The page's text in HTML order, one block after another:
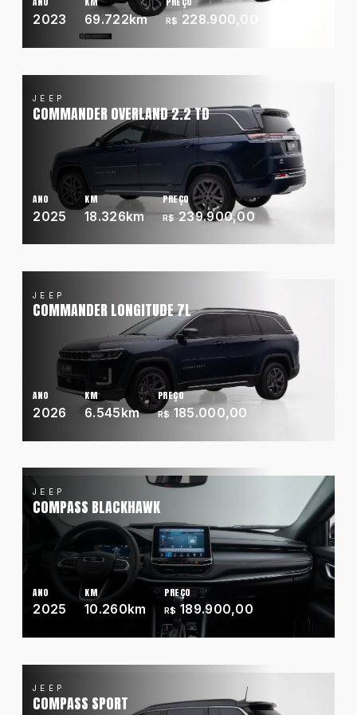
Fiat
Ford
GWM
Honda
Hyundai
Jetour
Land Rover
Mercedes
Mini
Mitsubishi
Ano maior para menor
2023 69.722km R$ 228.900,00
JEEP
COMMANDER OVERLAND 2.2 TD
ANO
2025
KM
18.326km
PREÇO
R$239.900,00
JEEP
COMMANDER LONGITUDE 7L
ANO
2026
KM
6.545km
PREÇO
R$ 185.000,00
JEEP
COMPASS BLACKHAWK
ANO
2025
KM
10.260km
PREÇO
R$ 189.900,00
JEEP
COMPASS SPORT